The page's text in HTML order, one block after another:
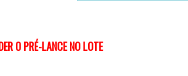
O PRÉ-LANCE NO LOTE